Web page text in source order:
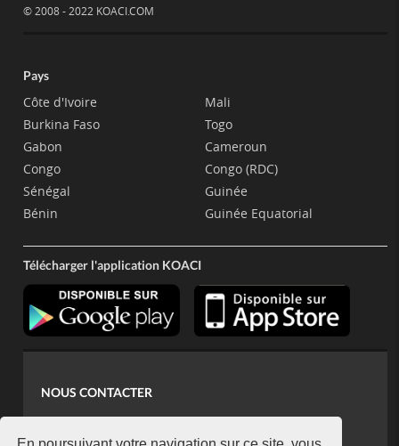
© 2008 - 2022 KOACI.COM
Pays
Côte d'Ivoire
Burkina Faso
Gabon
Congo
Sénégal
Bénin
Mali
Togo
Cameroun
Congo (RDC)
Guinée
Guinée Equatorial
Télécharger l'application KOACI
NOUS CONTACTER